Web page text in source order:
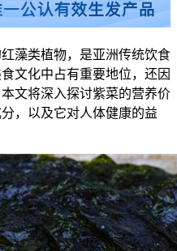
藻类植物，是亚洲传统饮食
文化中占有重要地位，还因
文将深入探讨紫菜的营养价
，以及它对人体健康的益